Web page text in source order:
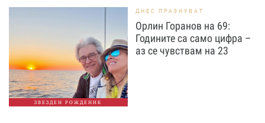
ЗВЕЗДЕН РОЖДЕНИК
ДНЕС ПРАЗНУВАТ
Орлин Горанов на 69:
Годините са само цифра –
аз се чувствам на 23